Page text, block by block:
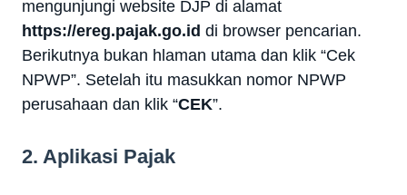
mengunjungi website DJP di alamat
https://ereg.pajak.go.id di browser pencarian.
Berikutnya bukan hlaman utama dan klik “Cek
NPWP”. Setelah itu masukkan nomor NPWP
perusahaan dan klik “CEK”.
2. Aplikasi Pajak